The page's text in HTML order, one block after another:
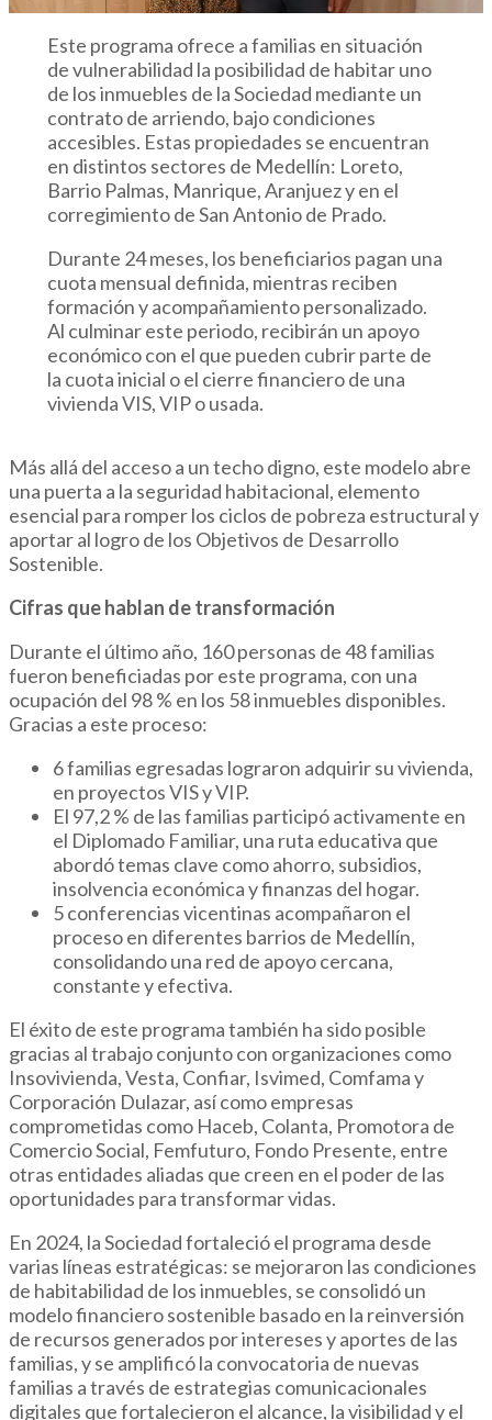
Este programa ofrece a familias en situación
de vulnerabilidad la posibilidad de habitar uno
de los inmuebles de la Sociedad mediante un
contrato de arriendo, bajo condiciones
accesibles. Estas propiedades se encuentran
en distintos sectores de Medellín: Loreto,
Barrio Palmas, Manrique, Aranjuez y en el
corregimiento de San Antonio de Prado.
Durante 24 meses, los beneficiarios pagan una
cuota mensual definida, mientras reciben
formación y acompañamiento personalizado.
Al culminar este periodo, recibirán un apoyo
económico con el que pueden cubrir parte de
la cuota inicial o el cierre financiero de una
vivienda VIS, VIP o usada.
Más allá del acceso a un techo digno, este modelo abre
una puerta a la seguridad habitacional, elemento
esencial para romper los ciclos de pobreza estructural y
aportar al logro de los Objetivos de Desarrollo
Sostenible.
Cifras que hablan de transformación
Durante el último año, 160 personas de 48 familias
fueron beneficiadas por este programa, con una
ocupación del 98 % en los 58 inmuebles disponibles.
Gracias a este proceso:
6 familias egresadas lograron adquirir su vivienda,
en proyectos VIS y VIP.
El 97,2 % de las familias participó activamente en
el Diplomado Familiar, una ruta educativa que
abordó temas clave como ahorro, subsidios,
insolvencia económica y finanzas del hogar.
5 conferencias vicentinas acompañaron el
proceso en diferentes barrios de Medellín,
consolidando una red de apoyo cercana,
constante y efectiva.
El éxito de este programa también ha sido posible
gracias al trabajo conjunto con organizaciones como
Insovivienda, Vesta, Confiar, Isvimed, Comfama y
Corporación Dulazar, así como empresas
comprometidas como Haceb, Colanta, Promotora de
Comercio Social, Femfuturo, Fondo Presente, entre
otras entidades aliadas que creen en el poder de las
oportunidades para transformar vidas.
En 2024, la Sociedad fortaleció el programa desde
varias líneas estratégicas: se mejoraron las condiciones
de habitabilidad de los inmuebles, se consolidó un
modelo financiero sostenible basado en la reinversión
de recursos generados por intereses y aportes de las
familias, y se amplificó la convocatoria de nuevas
familias a través de estrategias comunicacionales
digitales que fortalecieron el alcance, la visibilidad y el